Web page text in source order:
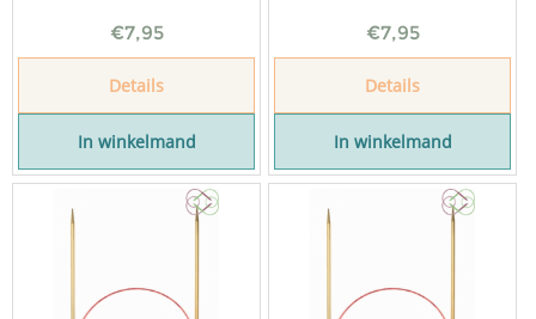
€7,95
Details
In winkelmand
€7,95
Details
In winkelmand